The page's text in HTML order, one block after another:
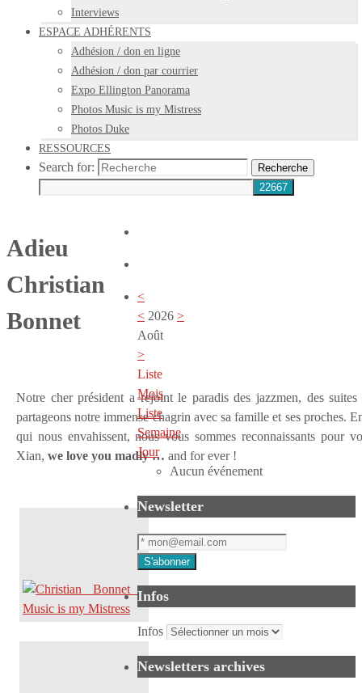
Interviews
ESPACE ADHÉRENTS
Adhésion / don en ligne
Adhésion / don par courrier
Expo Ellington Panorama
Photos Music is my Mistress
Photos Duke
RESSOURCES
Search for: Recherche
Adieu
Christian
Bonnet
Notre cher président a rejoint le paradis des jazzmen, des
partageons notre immense chagrin avec sa famille et ses proches.
qui nous envahissent, nous vous sommes reconnaissants pour
Xian, we love you madly … and for ever !
<
< 2026 >
Août
>
Liste
Mois
Liste
Semaine
Jour
Aucun événement
Newsletter
Infos
Infos
Newsletters archives